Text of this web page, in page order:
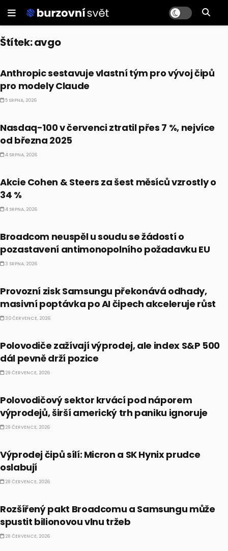
Štítek:avgo
Anthropic sestavuje vlastní tým pro vývoj čipů
pro modely Claude
5 SRPNA, 2026
Nasdaq-100 v červenci ztratil přes 7 %, nejvíce
od března 2025
4 SRPNA, 2026
Akcie Cohen & Steers za šest měsíců vzrostly o
34 %
4 SRPNA, 2026
Broadcom neuspěl u soudu se žádostí o
pozastavení antimonopolního požadavku EU
3 SRPNA, 2026
Provozní zisk Samsungu překonává odhady,
masivní poptávka po AI čipech akceleruje růst
30 ČERVENCE, 2026
Polovodiče zažívají výprodej, ale index S&P 500
dál pevně drží pozice
29 ČERVENCE, 2026
Polovodičový sektor krvácí pod náporem
výprodejů, širší americký trh paniku ignoruje
29 ČERVENCE, 2026
Výprodej čipů sílí: Micron a SK Hynix prudce
oslabují
28 ČERVENCE, 2026
Rozšířený pakt Broadcomu a Samsungu může
spustit bilionovou vlnu tržeb
28 ČERVENCE, 2026